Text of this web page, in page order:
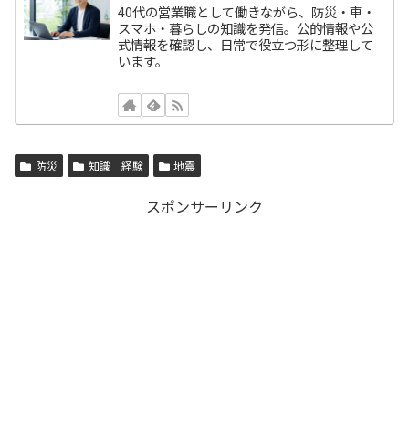
40代の営業職として働きながら、防災・車・
スマホ・暮らしの知識を発信。公的情報や公
式情報を確認し、日常で役立つ形に整理して
います。
防災 知識 経験 地震
スポンサーリンク